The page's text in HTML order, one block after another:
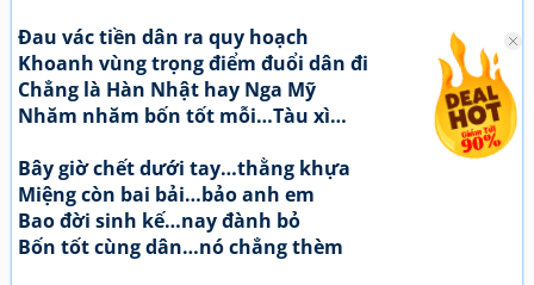
Đau vác tiền dân ra quy hoạch
Khoanh vùng trọng điểm đuổi dân đi
Chẳng là Hàn Nhật hay Nga Mỹ
Nhăm nhăm bốn tốt mỗi…Tàu xì…
Bây giờ chết dưới tay…thằng khựa
Miệng còn bai bải…bảo anh em
Bao đời sinh kế…nay đành bỏ
Bốn tốt cùng dân…nó chẳng thèm